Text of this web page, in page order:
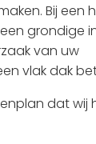
Bij een
grondige
van uw
vlak dak
dat wij